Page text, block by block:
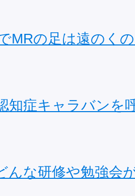
MRの足は遠のく
知症キャラバンを
な研修や勉強会